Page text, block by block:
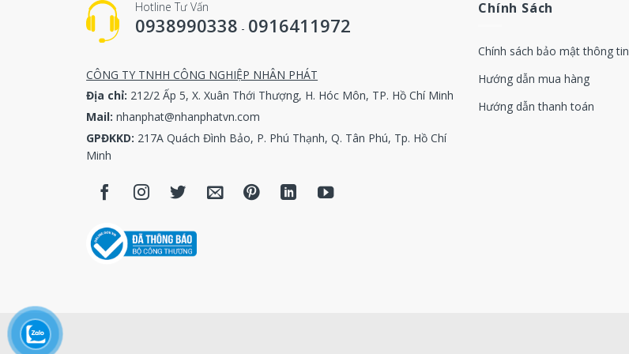
GA22+
Unloading valve kit
Check valve kit
Min pressure valve kit
Hotline Tư Vấn
0938990338 - 0916411972
CÔNG TY TNHH CÔNG NGHIỆP NHÂN PHÁT
Địa chỉ: 212/2 Ấp 5, X. Xuân Thới Thượng, H. Hóc Môn, TP. Hồ Chí Minh
Mail:nhanphat@nhanphatvn.com
GPĐKKD: 217A Quách Đình Bảo, P. Phú Thạnh, Q. Tân Phú, Tp. Hồ Chí
Minh
Chính Sách
Chính sách bảo mật thông tin
Hướng dẫn mua hàng
Hướng dẫn thanh toán